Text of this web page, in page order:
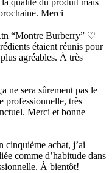
qualité du produit mais
Merci
“Montre Burberry” ♡
étaient réunis pour
agréables. À très
ne sera sûrement pas le
professionnelle, très
Merci et bonne
cinquième achat, j’ai
comme d’habitude dans
À bientôt!